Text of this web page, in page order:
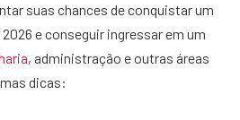
suas chances de conquistar um
e conseguir ingressar em um
, administração e outras áreas
dicas: